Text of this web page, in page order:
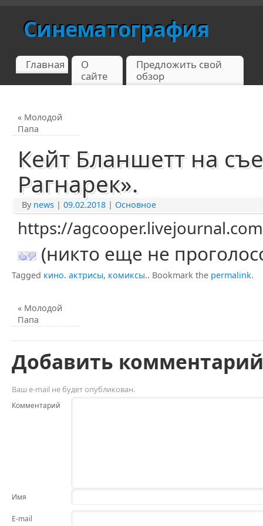
Синематография
Главная
О
сайте
Предложить свой
обзор
« Молодой
Папа
Кейт Бланшетт на
Рагнарек».
By news | 09.02.2018 | Основное
https://
(никто еще не
Tagged кино. актрисы, комиксы.. Bookmark the permalink.
« Молодой
Папа
Добавить комментарий
Ваш e-mail не будет опубликован.
Комментарий
Имя
E-mail